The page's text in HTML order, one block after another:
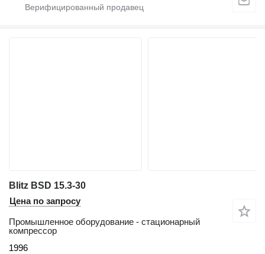
Blitz BSD 15.3-30
Цена по запросу
Промышленное оборудование - стационарный
компрессор
1996